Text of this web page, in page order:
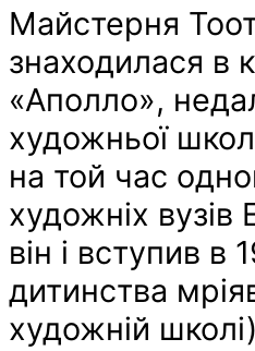
Майстерня
знаходилася в
«Аполло»,
художньої
на той час
художніх вузів
він і вступив в
дитинства
художній